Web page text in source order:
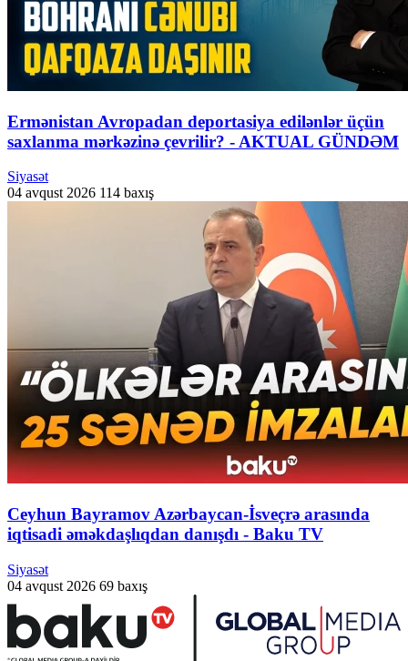
Ermənistan Avropadan deportasiya edilənlər üçün
saxlanma mərkəzinə çevrilir? - AKTUAL GÜNDƏM
Siyasət
04 avqust 2026 114 baxış
Ceyhun Bayramov Azərbaycan-İsveçrə arasında
iqtisadi əməkdaşlıqdan danışdı - Baku TV
Siyasət
04 avqust 2026 69 baxış